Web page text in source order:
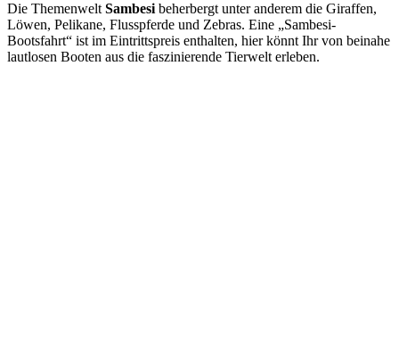
Die Themenwelt Sambesi beherbergt unter anderem die Giraffen,
Löwen, Pelikane, Flusspferde und Zebras. Eine „Sambesi-
Bootsfahrt“ ist im Eintrittspreis enthalten, hier könnt Ihr von beinahe
lautlosen Booten aus die faszinierende Tierwelt erleben.